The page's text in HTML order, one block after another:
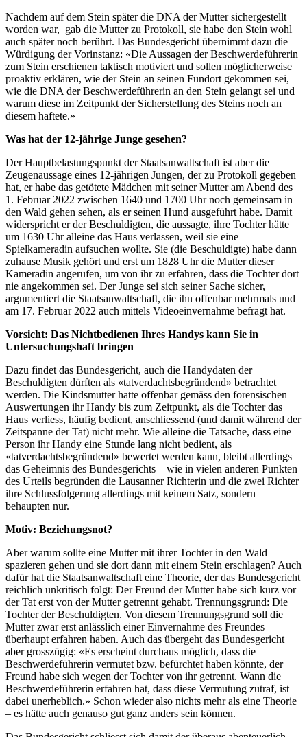
Nachdem auf dem Stein später die DNA der Mutter sichergestellt
worden war, gab die Mutter zu Protokoll, sie habe den Stein wohl
auch später noch berührt. Das Bundesgericht übernimmt dazu die
Würdigung der Vorinstanz: «Die Aussagen der Beschwerdeführerin
zum Stein erschienen taktisch motiviert und sollen möglicherweise
proaktiv erklären, wie der Stein an seinen Fundort gekommen sei,
wie die DNA der Beschwerdeführerin an den Stein gelangt sei und
warum diese im Zeitpunkt der Sicherstellung des Steins noch an
diesem haftete.»
Was hat der 12-jährige Junge gesehen?
Der Hauptbelastungspunkt der Staatsanwaltschaft ist aber die
Zeugenaussage eines 12-jährigen Jungen, der zu Protokoll gegeben
hat, er habe das getötete Mädchen mit seiner Mutter am Abend des
1. Februar 2022 zwischen 1640 und 1700 Uhr noch gemeinsam in
den Wald gehen sehen, als er seinen Hund ausgeführt habe. Damit
widerspricht er der Beschuldigten, die aussagte, ihre Tochter hätte
um 1630 Uhr alleine das Haus verlassen, weil sie eine
Spielkameradin aufsuchen wollte. Sie (die Beschuldigte) habe dann
zuhause Musik gehört und erst um 1828 Uhr die Mutter dieser
Kameradin angerufen, um von ihr zu erfahren, dass die Tochter dort
nie angekommen sei. Der Junge sei sich seiner Sache sicher,
argumentiert die Staatsanwaltschaft, die ihn offenbar mehrmals und
am 17. Februar 2022 auch mittels Videoeinvernahme befragt hat.
Vorsicht: Das Nichtbedienen Ihres Handys kann Sie in
Untersuchungshaft bringen
Dazu findet das Bundesgericht, auch die Handydaten der
Beschuldigten dürften als «tatverdachtsbegründend» betrachtet
werden. Die Kindsmutter hatte offenbar gemäss den forensischen
Auswertungen ihr Handy bis zum Zeitpunkt, als die Tochter das
Haus verliess, häufig bedient, anschliessend (und damit während der
Zeitspanne der Tat) nicht mehr. Wie alleine die Tatsache, dass eine
Person ihr Handy eine Stunde lang nicht bedient, als
«tatverdachtsbegründend» bewertet werden kann, bleibt allerdings
das Geheimnis des Bundesgerichts – wie in vielen anderen Punkten
des Urteils begründen die Lausanner Richterin und die zwei Richter
ihre Schlussfolgerung allerdings mit keinem Satz, sondern
behaupten nur.
Motiv: Beziehungsnot?
Aber warum sollte eine Mutter mit ihrer Tochter in den Wald
spazieren gehen und sie dort dann mit einem Stein erschlagen? Auch
dafür hat die Staatsanwaltschaft eine Theorie, der das Bundesgericht
reichlich unkritisch folgt: Der Freund der Mutter habe sich kurz vor
der Tat erst von der Mutter getrennt gehabt. Trennungsgrund: Die
Tochter der Beschuldigten. Von diesem Trennungsgrund soll die
Mutter zwar erst anlässlich einer Einvernahme des Freundes
überhaupt erfahren haben. Auch das übergeht das Bundesgericht
aber grosszügig: «Es erscheint durchaus möglich, dass die
Beschwerdeführerin vermutet bzw. befürchtet haben könnte, der
Freund habe sich wegen der Tochter von ihr getrennt. Wann die
Beschwerdeführerin erfahren hat, dass diese Vermutung zutraf, ist
dabei unerheblich.» Schon wieder also nichts mehr als eine Theorie
– es hätte auch genauso gut ganz anders sein können.